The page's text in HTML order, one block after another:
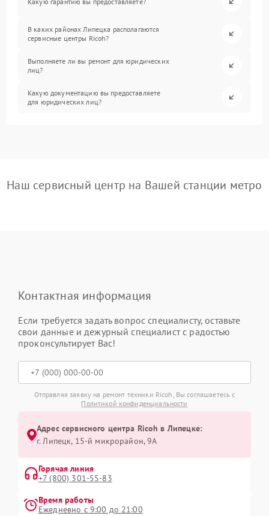
В каких районах Липецка располагаются
сервисные центры Ricoh?
Выполняете ли вы ремонт для юридических
лиц?
Какую документацию вы предоставляете
для юридических лиц?
Наш сервисный центр на Вашей станции метро
Контактная информация
Если требуется задать вопрос специалисту, оставьте
свои данные и дежурный специалист с радостью
проконсультирует Вас!
Отправляя заявку на ремонт техники Ricoh, Вы соглашаетесь с
Политикой конфиденциальности
Адрес сервисного центра Ricoh в Липецке:
г. Липецк, 15-й микрорайон, 9А
Горячая линия
+7 (800) 301-55-83
Время работы
Ежедневно с 9:00 до 21:00